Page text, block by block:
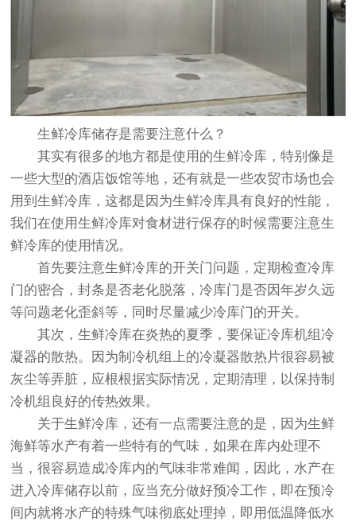
生鲜冷库储存是需要注意什么？
其实有很多的地方都是使用的生鲜冷库，特别像是
一些大型的酒店饭馆等地，还有就是一些农贸市场也会
用到生鲜冷库，这都是因为生鲜冷库具有良好的性能，
我们在使用生鲜冷库对食材进行保存的时候需要注意生
鲜冷库的使用情况。
首先要注意生鲜冷库的开关门问题，定期检查冷库
门的密合，封条是否老化脱落，冷库门是否因年岁久远
等问题老化歪斜等，同时尽量减少冷库门的开关。
其次，生鲜冷库在炎热的夏季，要保证冷库机组冷
凝器的散热。因为制冷机组上的冷凝器散热片很容易被
灰尘等弄脏，应根根据实际情况，定期清理，以保持制
冷机组良好的传热效果。
关于生鲜冷库，还有一点需要注意的是，因为生鲜
海鲜等水产有着一些特有的气味，如果在库内处理不
当，很容易造成冷库内的气味非常难闻，因此，水产在
进入冷库储存以前，应当充分做好预冷工作，即在预冷
间内就将水产的特殊气味彻底处理掉，即用低温降低水